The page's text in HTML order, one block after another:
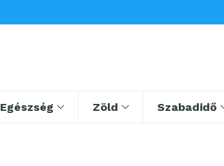
Egészség Zöld Szabadidő